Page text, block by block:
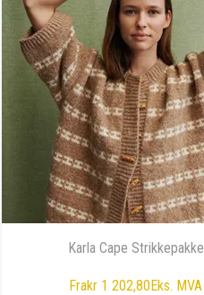
Karla Cape Strikkepakke
Frakr 1 202,80Eks. MVA